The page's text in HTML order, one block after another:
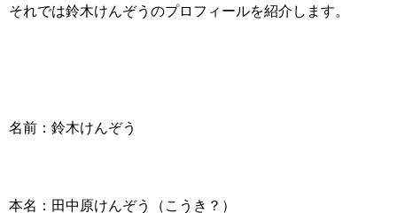
それでは鈴木けんぞうのプロフィールを紹介します。
名前：鈴木けんぞう
本名：田中原けんぞう（こうき？）